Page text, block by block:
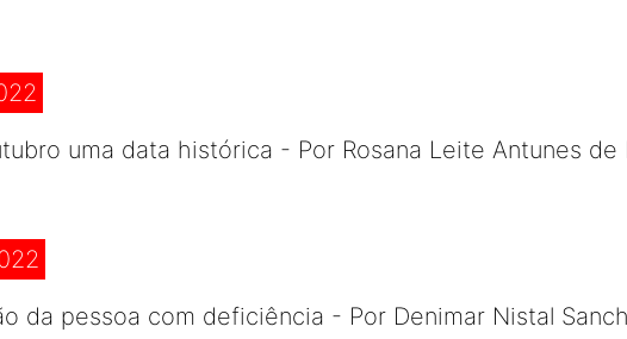
uma data histórica - Por Rosana Leite Antunes de
da pessoa com deficiência - Por Denimar Nistal